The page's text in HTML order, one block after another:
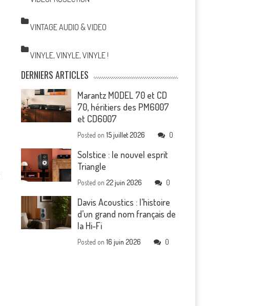
VINTAGE AUDIO & VIDEO
VINYLE, VINYLE, VINYLE !
DERNIERS ARTICLES
Marantz MODEL 70 et CD
70, héritiers des PM6007
et CD6007
Posted on15 juillet 2026 0
Solstice : le nouvel esprit
Triangle
Posted on22 juin 2026 0
Davis Acoustics : l’histoire
d’un grand nom français de
la Hi-Fi
Posted on16 juin 2026 0